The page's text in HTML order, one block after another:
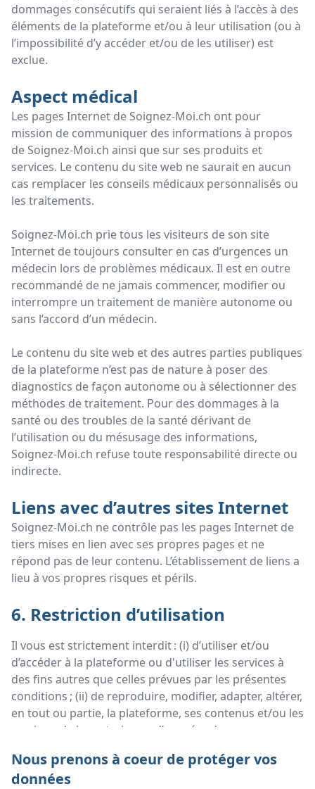
dommages consécutifs qui seraient liés à l’accès à des
éléments de la plateforme et/ou à leur utilisation (ou à
l’impossibilité d’y accéder et/ou de les utiliser) est
exclue.
Aspect médical
Les pages Internet de Soignez-Moi.ch ont pour
mission de communiquer des informations à propos
de Soignez-Moi.ch ainsi que sur ses produits et
services. Le contenu du site web ne saurait en aucun
cas remplacer les conseils médicaux personnalisés ou
les traitements.
Soignez-Moi.ch prie tous les visiteurs de son site
Internet de toujours consulter en cas d’urgences un
médecin lors de problèmes médicaux. Il est en outre
recommandé de ne jamais commencer, modifier ou
interrompre un traitement de manière autonome ou
sans l’accord d’un médecin.
Le contenu du site web et des autres parties publiques
de la plateforme n’est pas de nature à poser des
diagnostics de façon autonome ou à sélectionner des
méthodes de traitement. Pour des dommages à la
santé ou des troubles de la santé dérivant de
l’utilisation ou du mésusage des informations,
Soignez-Moi.ch refuse toute responsabilité directe ou
indirecte.
Liens avec d’autres sites Internet
Soignez-Moi.ch ne contrôle pas les pages Internet de
tiers mises en lien avec ses propres pages et ne
répond pas de leur contenu. L’établissement de liens a
lieu à vos propres risques et périls.
6. Restriction d’utilisation
Il vous est strictement interdit : (i) d’utiliser et/ou
d’accéder à la plateforme ou d'utiliser les services à
des fins autres que celles prévues par les présentes
conditions ; (ii) de reproduire, modifier, adapter, altérer,
en tout ou partie, la plateforme, ses contenus et/ou les
services, de les extraire ou d’en créer des œuvres
scraping, web crawler, spiders ou de toute autre
technologie ; (iii) de mettre tout ou partie de la
Nous prenons à coeur de protéger vos
données